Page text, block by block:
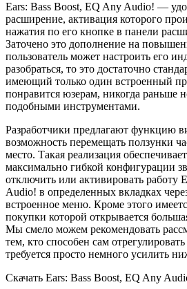
Ears: Bass Boost, EQ Any Audio! —
расширение, активация которого
нажатия по его кнопке в панели
Заточено это дополнение на
пользователь может настроить его
разобраться, то это достаточно
имеющий только один встроенный
понравится юзерам, никогда раньше
подобными инструментами.
Разработчики предлагают функцию
возможность перемещать ползунки
место. Такая реализация
максимально гибкой конфигурации
отключить или активировать работу
Audio! в определенных вкладках
встроенное меню. Кроме этого
покупки которой открывается
Мы смело можем рекомендовать
тем, кто способен сам
требуется просто немного усилить
Скачать Ears: Bass Boost, EQ Any